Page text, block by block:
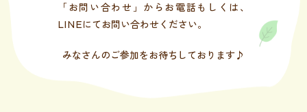
「お問い合わせ」からお電話もしくは、
LINEにてお問い合わせください。
みなさんのご参加をお待ちしております♪